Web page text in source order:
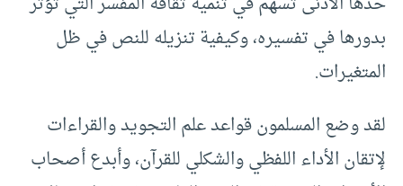
بدورها في تفسيره، وكيفية تنزيله للنص في ظل
المتغيرات.
لقد وضع المسلمون قواعد علم التجويد والقراءات
لإتقان الأداء اللفظي والشكلي للقرآن، وأبدع أصحاب